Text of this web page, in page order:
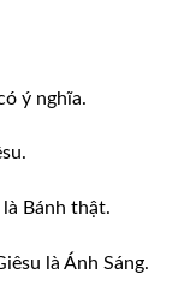
ý nghĩa.
Bánh thật.
là Ánh Sáng.